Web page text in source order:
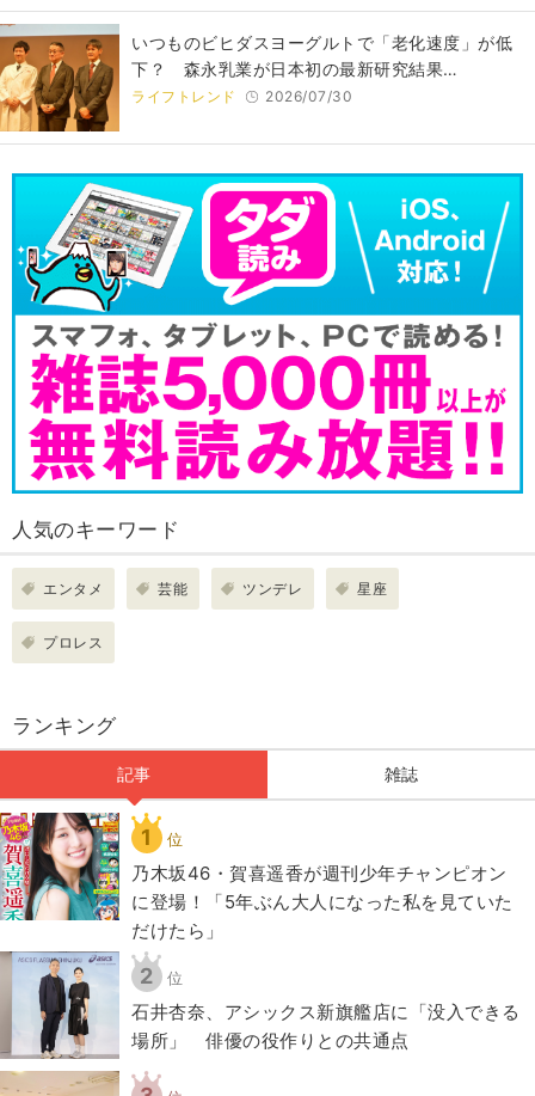
いつものビヒダスヨーグルトで「老化速度」が低
下？ 森永乳業が日本初の最新研究結果…
ライフトレンド 2026/07/30
人気のキーワード
エンタメ 芸能 ツンデレ 星座
プロレス
ランキング
記事 雑誌
1 位
乃木坂46・賀喜遥香が週刊少年チャンピオン
に登場！「5年ぶん大人になった私を見ていた
だけたら」
2 位
石井杏奈、アシックス新旗艦店に「没入できる
場所」 俳優の役作りとの共通点